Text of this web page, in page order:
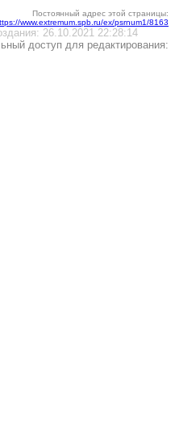
Постоянный адрес этой страницы:
www.extremum.spb.ru/ex/psrnum1/8163
26.10.2021 22:28:14
доступ для редактирования: